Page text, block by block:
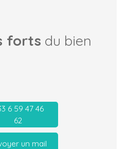
forts du bien
6 59 47 46
62
un mail